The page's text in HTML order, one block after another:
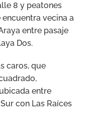
8 y peatones
vecina a
entre pasaje
Dos.
caros, que
entre
con Las Raíces